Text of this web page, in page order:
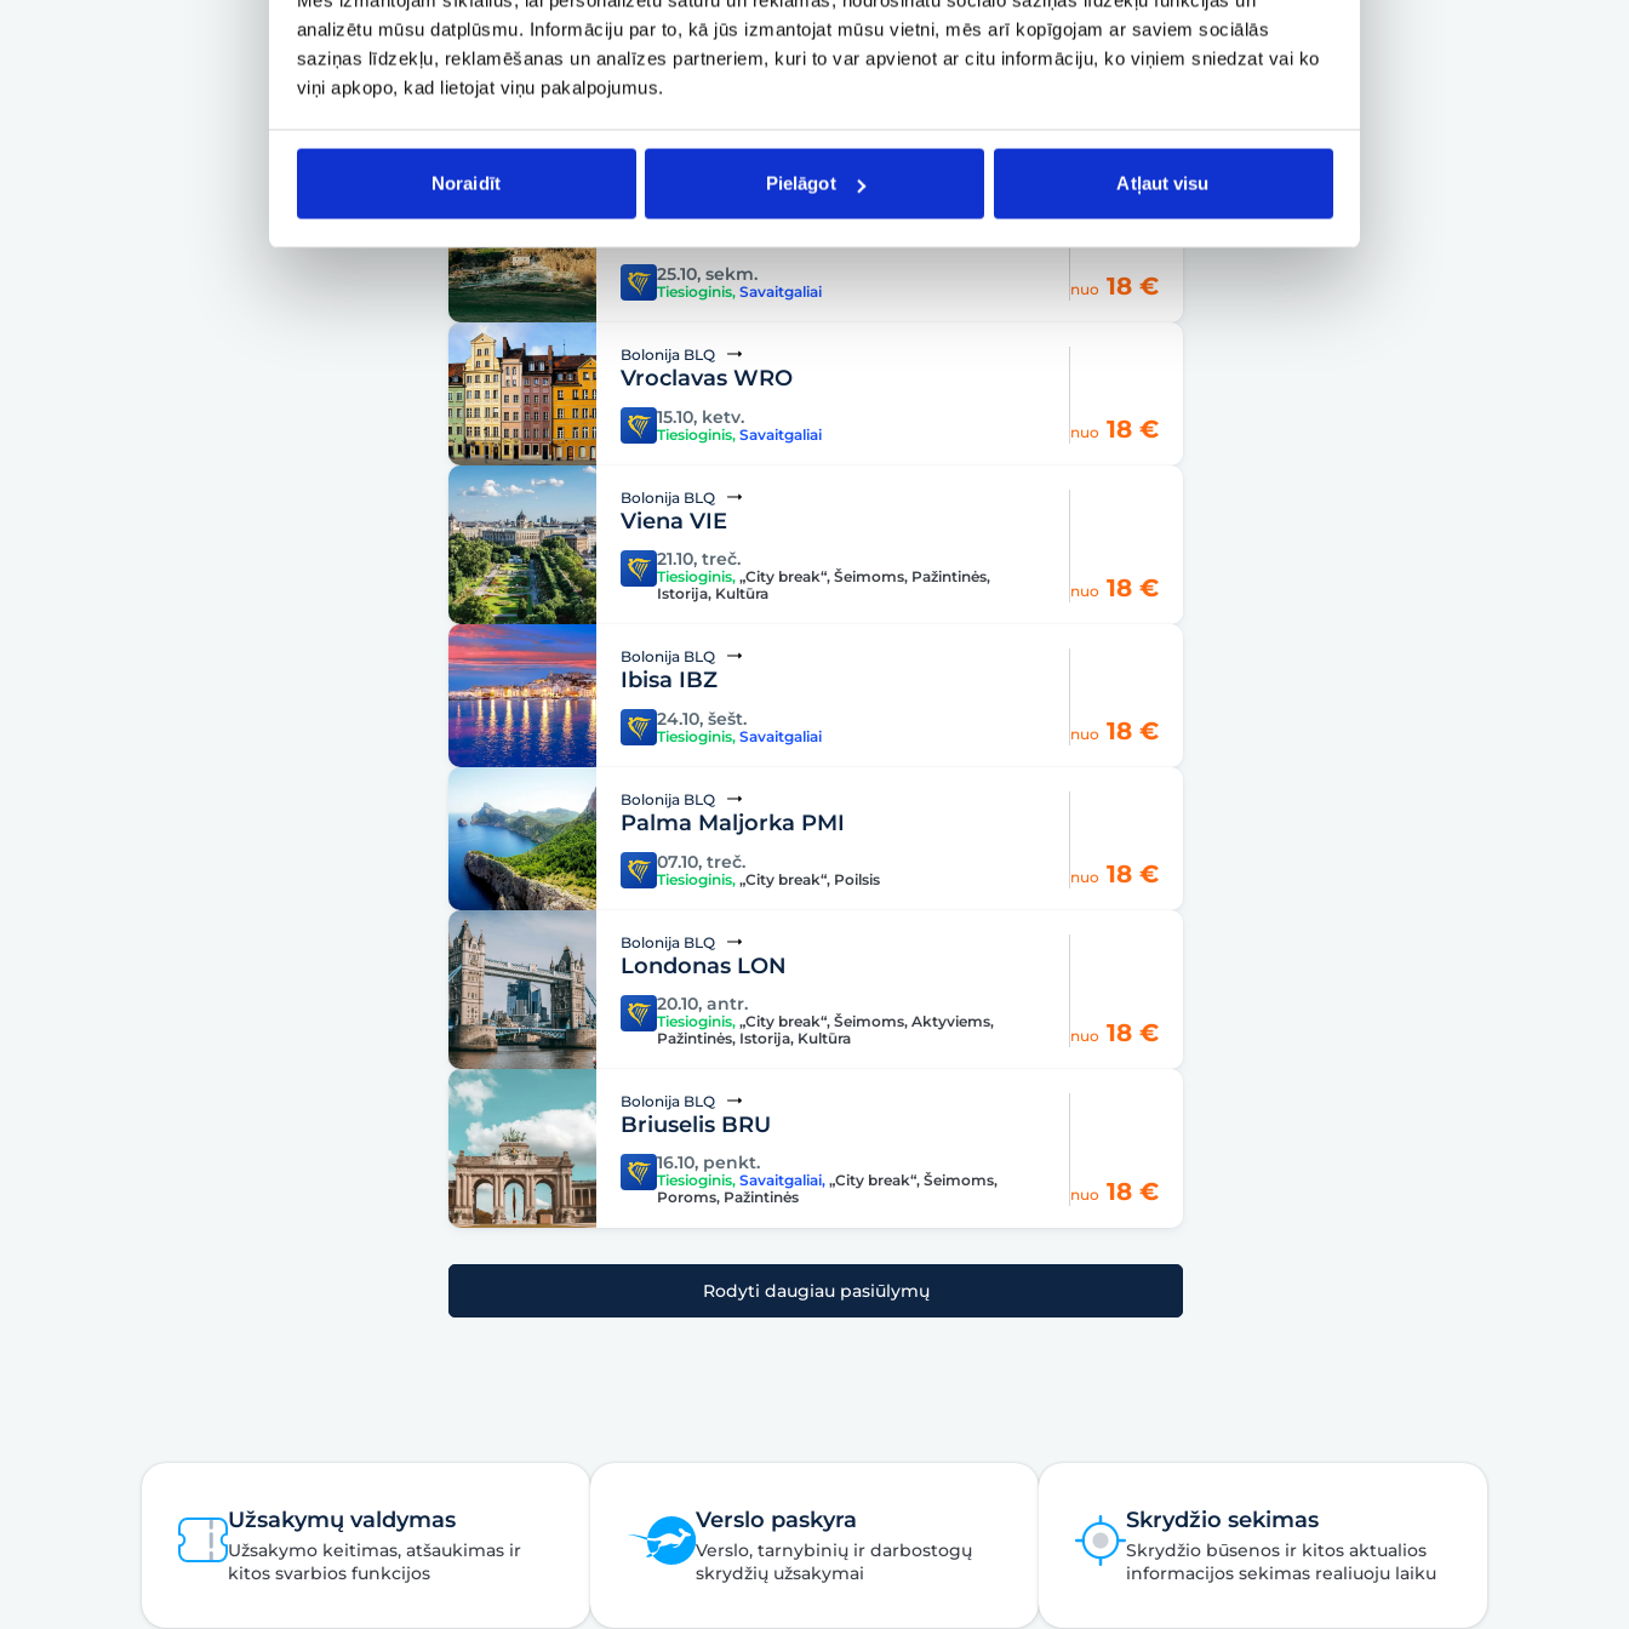
analizētu mūsu datplūsmu. Informāciju par to, kā jūs izmantojat mūsu vietni, mēs arī kopīgojam ar saviem sociālās
saziņas līdzekļu, reklamēšanas un analīzes partneriem, kuri to var apvienot ar citu informāciju, ko viņiem sniedzat vai ko
viņi apkopo, kad lietojat viņu pakalpojumus.
Noraidīt Pielāgot Atļaut visu
Tiesioginis,Poilsis
Bolonija BLQ
Trapanis TPS
22.09, antr.
Tiesioginis,Poilsis nuo17 €
Bolonija BLQ
25.10, sekm.
Tiesioginis, Savaitgaliai nuo 18 €
Bolonija BLQ
Vroclavas WRO
15.10, ketv.
Tiesioginis, Savaitgaliai nuo 18 €
Bolonija BLQ
Viena VIE
21.10, treč.
Tiesioginis, „City break“, Šeimoms, Pažintinės,
Istorija, Kultūra nuo 18 €
Bolonija BLQ
Ibisa IBZ
24.10, šešt.
Tiesioginis, Savaitgaliai nuo 18 €
Bolonija BLQ
Palma Maljorka PMI
07.10, treč.
Tiesioginis, „City break“, Poilsis nuo 18 €
Bolonija BLQ
Londonas LON
20.10, antr.
Tiesioginis, „City break“, Šeimoms, Aktyviems,
Pažintinės, Istorija, Kultūra nuo 18 €
Bolonija BLQ
Briuselis BRU
16.10, penkt.
Tiesioginis, Savaitgaliai, „City break“, Šeimoms,
Poroms, Pažintinės nuo 18 €
Rodyti daugiau pasiūlymų
Užsakymų valdymas
Užsakymo keitimas, atšaukimas ir
kitos svarbios funkcijos
Verslo paskyra
Verslo, tarnybinių ir darbostogų
skrydžių užsakymai
Skrydžio sekimas
Skrydžio būsenos ir kitos aktualios
informacijos sekimas realiuoju laiku